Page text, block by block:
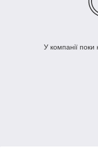
У компанії поки